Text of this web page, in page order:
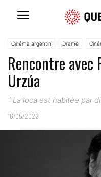
Cinéma argentin Drame
Social
Rencontre avec
Urzúa
" La loca est habitée par
16/05/2022